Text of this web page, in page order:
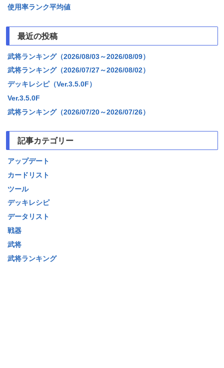
使用率ランク平均値
最近の投稿
武将ランキング（2026/08/03～2026/08/09）
武将ランキング（2026/07/27～2026/08/02）
デッキレシピ（Ver.3.5.0F）
Ver.3.5.0F
武将ランキング（2026/07/20～2026/07/26）
記事カテゴリー
アップデート
カードリスト
ツール
デッキレシピ
データリスト
戦器
武将
武将ランキング